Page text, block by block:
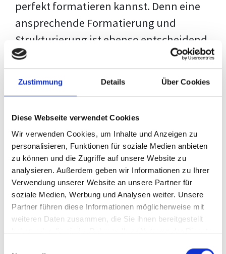
Zustimmung Details Über Cookies
Diese Webseite verwendet Cookies
Wir verwenden Cookies, um Inhalte und Anzeigen zu
personalisieren, Funktionen für soziale Medien anbieten
zu können und die Zugriffe auf unsere Website zu
analysieren. Außerdem geben wir Informationen zu Ihrer
Verwendung unserer Website an unsere Partner für
soziale Medien, Werbung und Analysen weiter. Unsere
Partner führen diese Informationen möglicherweise mit
weiteren Daten zusammen, die Sie ihnen bereitgestellt
haben oder die sie im Rahmen Ihrer Nutzung der Dienste
perfekt formatieren kannst. Denn eine
ansprechende Formatierung und
Strukturierung ist ebenso entscheidend
wie der Inhalt selbst. Jeder Prüfer hat
eigene Erwartungen, und unsere
Schulung ist so konzipiert, dass sie dir
deiner individuellen Vorlage zeigt,
anstatt eine Einheitslösung zu bieten.
Der Prozess des wissenschaftlichen
Schreibens kann ohne das richtige
Wissen eine große Herausforderung
darstellen. Jedoch, ausgestattet mit
denTechniken und Strategiendieses
Kurses, wird die Formatierung deiner